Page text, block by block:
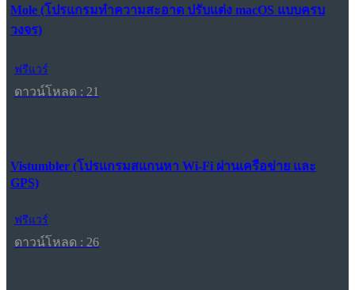
Mole (โปรแกรมทำความสะอาด ปรับแต่ง macOS แบบครบ
วงจร)
ฟรีแวร์
ดาวน์โหลด : 21
Vistumbler (โปรแกรมสแกนหา Wi-Fi ผ่านเครือข่าย และ
GPS)
ฟรีแวร์
ดาวน์โหลด : 26